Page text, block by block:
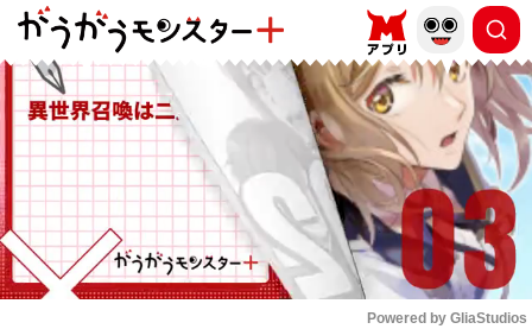
もっと読む
Powered by GliaStudios